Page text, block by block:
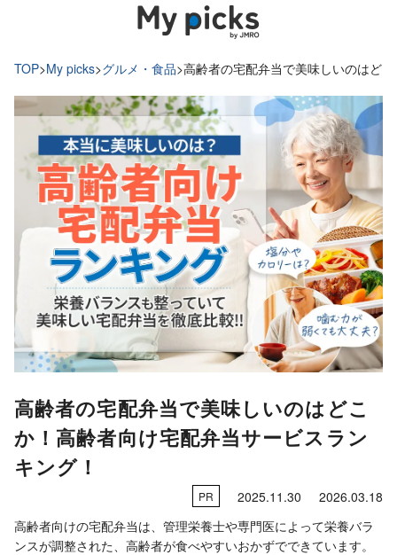
TOP>My picks>グルメ・食品>高齢者の宅配弁当で美味しいのはど
高齢者の宅配弁当で美味しいのはどこ
か！高齢者向け宅配弁当サービスラン
キング！
PR 2025.11.30
2026.03.18
高齢者向けの宅配弁当は、管理栄養士や専門医によって栄養バラ
ンスが調整された、高齢者が食べやすいおかずでできています。